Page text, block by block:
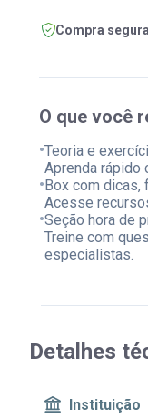
O que você
•Teoria e
Aprenda rápido
•Box com dicas,
Acesse
•Seção hora de
Treine com
especialistas.
Compra
Detalhes
Instituição